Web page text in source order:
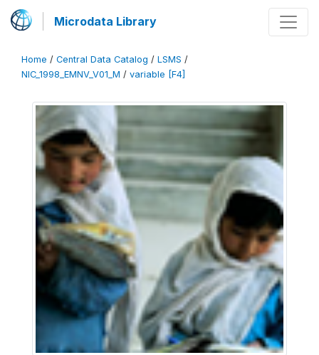
Microdata Library
Home / Central Data Catalog / LSMS /
NIC_1998_EMNV_V01_M / variable [F4]